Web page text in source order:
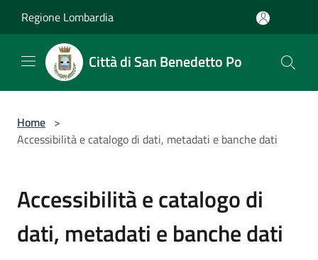
Regione Lombardia
Città di San Benedetto Po
Home >
Accessibilità e catalogo di dati, metadati e banche dati
Accessibilità e catalogo di
dati, metadati e banche dati